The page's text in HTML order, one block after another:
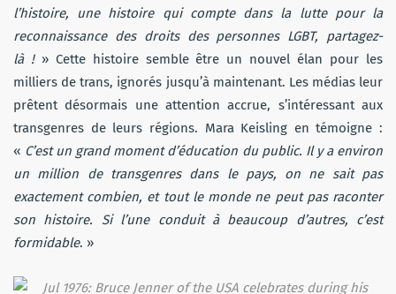
l’histoire, une histoire qui compte dans la lutte pour la
reconnaissance des droits des personnes LGBT, partagez-
là !» Cette histoire semble être un nouvel élan pour les
milliers de trans, ignorés jusqu’à maintenant. Les médias leur
prêtent désormais une attention accrue, s’intéressant aux
transgenres de leurs régions. Mara Keisling en témoigne :
« C’est un grand moment d’éducation du public. Il y a environ
un million de transgenres dans le pays, on ne sait pas
exactement combien, et tout le monde ne peut pas raconter
son histoire. Si l’une conduit à beaucoup d’autres, c’est
formidable. »